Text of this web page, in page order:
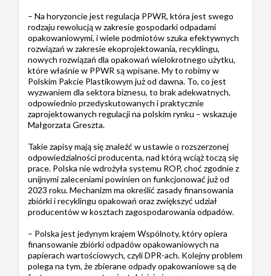
– Na horyzoncie jest regulacja PPWR, która jest swego
rodzaju rewolucją w zakresie gospodarki odpadami
opakowaniowymi, i wiele podmiotów szuka efektywnych
rozwiązań w zakresie ekoprojektowania, recyklingu,
nowych rozwiązań dla opakowań wielokrotnego użytku,
które właśnie w PPWR są wpisane. My to robimy w
Polskim Pakcie Plastikowym już od dawna. To, co jest
wyzwaniem dla sektora biznesu, to brak adekwatnych,
odpowiednio przedyskutowanych i praktycznie
zaprojektowanych regulacji na polskim rynku – wskazuje
Małgorzata Greszta.
Takie zapisy mają się znaleźć w ustawie o rozszerzonej
odpowiedzialności producenta, nad którą wciąż toczą się
prace. Polska nie wdrożyła systemu ROP, choć zgodnie z
unijnymi zaleceniami powinien on funkcjonować już od
2023 roku. Mechanizm ma określić zasady finansowania
zbiórki i recyklingu opakowań oraz zwiększyć udział
producentów w kosztach zagospodarowania odpadów.
– Polska jest jedynym krajem Wspólnoty, który opiera
finansowanie zbiórki odpadów opakowaniowych na
papierach wartościowych, czyli DPR-ach. Kolejny problem
polega na tym, że zbierane odpady opakowaniowe są de